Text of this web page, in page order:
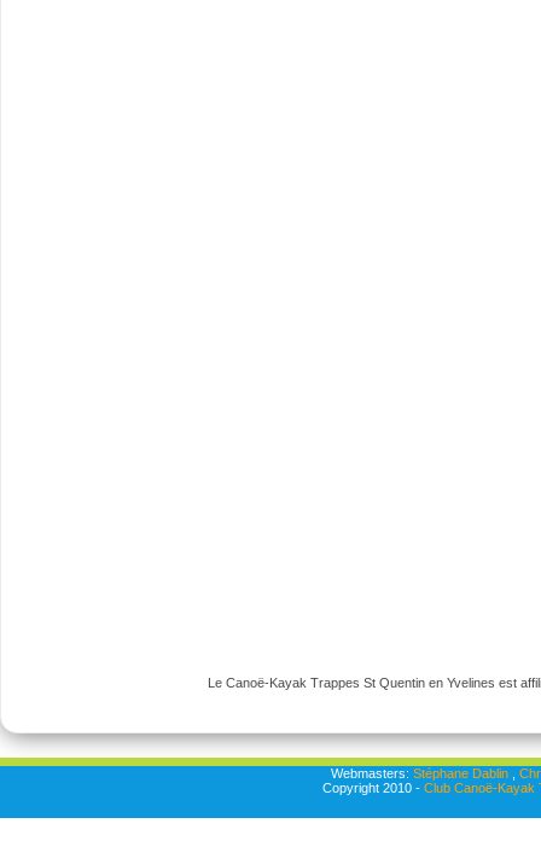
Le Canoë-Kayak Trappes St Quentin en Yvelines est
Webmasters: Stéphane Dablin,
Copyright 2010 - Club Canoë-Kayak